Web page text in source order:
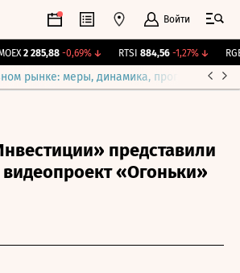
Войти
2 285,88 -0,69%↓ RTSI 884,56 -1,27%↓ RGBI
рынке: меры, динамика, прогнозы
представили
«Огоньки»